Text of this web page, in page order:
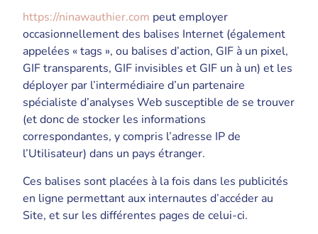
https://ninawauthier.com peut employer
occasionnellement des balises Internet (également
appelées « tags », ou balises d’action, GIF à un pixel,
GIF transparents, GIF invisibles et GIF un à un) et les
déployer par l’intermédiaire d’un partenaire
spécialiste d’analyses Web susceptible de se trouver
(et donc de stocker les informations
correspondantes, y compris l’adresse IP de
l’Utilisateur) dans un pays étranger.
Ces balises sont placées à la fois dans les publicités
en ligne permettant aux internautes d’accéder au
Site, et sur les différentes pages de celui-ci.